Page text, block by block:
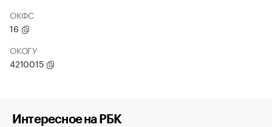
ОКФС
16
ОКОГУ
4210015
Интересное на РБК